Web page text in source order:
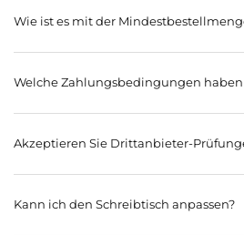
Wie ist es mit der
Welche Zahlungsbedingungen haben
Akzeptieren Sie Drittanbieter-
Kann ich den Schreibtisch anpassen?